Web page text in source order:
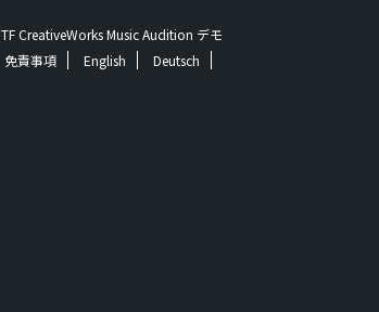
TF CreativeWorks Music Audition デモ
免責事項 English
Deutsch